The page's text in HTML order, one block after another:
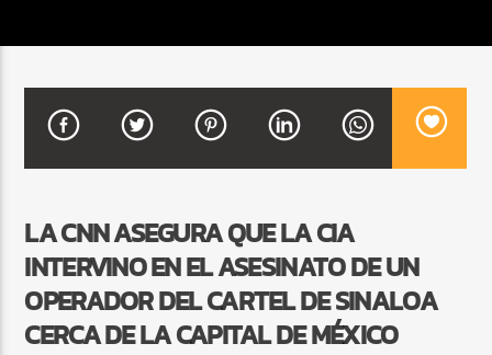
BALADAS Y VALLENATO
LA CNN ASEGURA QUE LA CIA
INTERVINO EN EL ASESINATO DE UN
OPERADOR DEL CARTEL DE SINALOA
CERCA DE LA CAPITAL DE MÉXICO